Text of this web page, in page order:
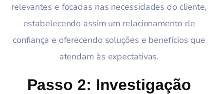
relevantes e focadas nas necessidades do cliente,
estabelecendo assim um relacionamento de
confiança e oferecendo soluções e benefícios que
atendam às expectativas.
Passo 2: Investigação